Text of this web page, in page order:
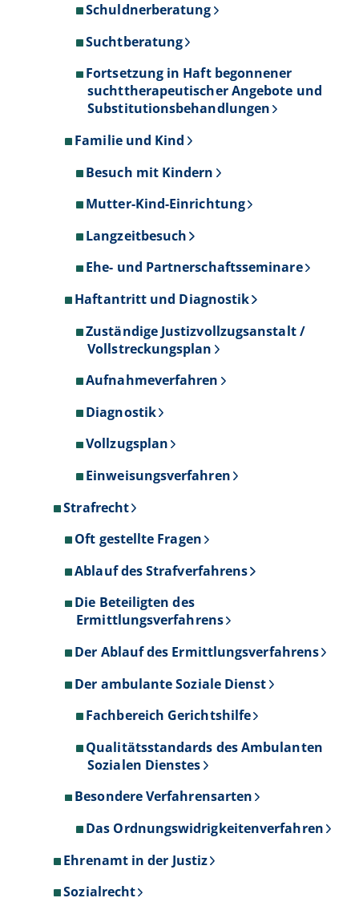
Schuldnerberatung
Suchtberatung
Fortsetzung in Haft begonnener
suchttherapeutischer Angebote und
Substitutionsbehandlungen
Familie und Kind
Besuch mit Kindern
Mutter-Kind-Einrichtung
Langzeitbesuch
Ehe- und Partnerschaftsseminare
Haftantritt und Diagnostik
Zuständige Justizvollzugsanstalt /
Vollstreckungsplan
Aufnahmeverfahren
Diagnostik
Vollzugsplan
Einweisungsverfahren
Strafrecht
Oft gestellte Fragen
Ablauf des Strafverfahrens
Die Beteiligten des
Ermittlungsverfahrens
Der Ablauf des Ermittlungsverfahrens
Der ambulante Soziale Dienst
Fachbereich Gerichtshilfe
Qualitätsstandards des Ambulanten
Sozialen Dienstes
Besondere Verfahrensarten
Das Ordnungswidrigkeitenverfahren
Ehrenamt in der Justiz
Sozialrecht